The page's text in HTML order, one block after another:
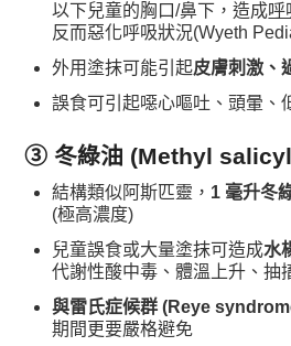
以下兒童的胸口/鼻下，造成呼
反而惡化呼吸狀況(Wyeth
外用塗抹可能引起皮膚刺激、
誤食可引起噁心嘔吐、頭暈、
③ 冬綠油 (Methyl
結構類似阿斯匹靈， 1 毫升冬
(極高濃度)
兒童誤食或大量塗抹可造成水
代謝性酸中毒、體溫上升、抽
與雷氏症候群 (Reye
期間更要嚴格避免